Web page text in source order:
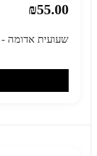
₪55.00
שעועית אדומה - 5 ק"ג × 1 יחידות